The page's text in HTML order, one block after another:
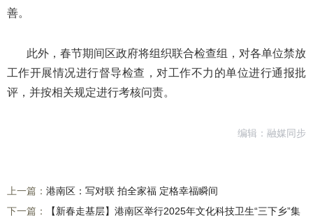
善。
此外，春节期间区政府将组织联合检查组，对各单位禁放
工作开展情况进行督导检查，对工作不力的单位进行通报批
评，并按相关规定进行考核问责。
编辑：融媒同步
上一篇： 港南区：写对联 拍全家福 定格幸福瞬间
下一篇：
【新春走基层】港南区举行2025年文化科技卫生“三下乡”集